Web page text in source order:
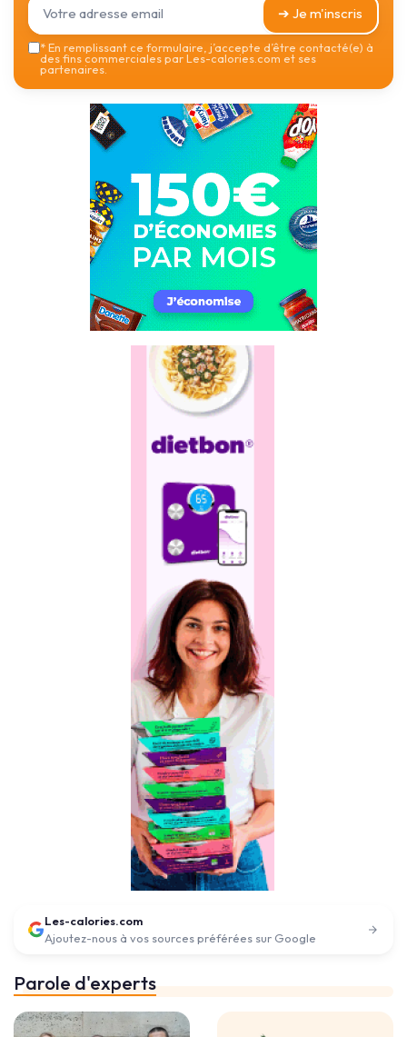
➔ Je m'inscris
*En remplissant ce formulaire, j’accepte d’être contacté(e) à
des fins commerciales par Les-calories.com et ses
partenaires.
Les-calories.com
Ajoutez-nous à vos sources préférées sur Google
Parole d'experts